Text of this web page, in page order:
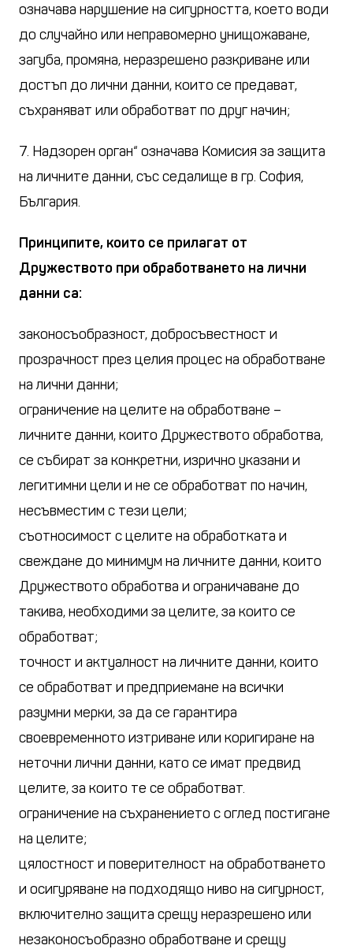
означава нарушение на сигурността, което води
до случайно или неправомерно унищожаване,
загуба, промяна, неразрешено разкриване или
достъп до лични данни, които се предават,
съхраняват или обработват по друг начин;
7. Надзорен орган“ означава Комисия за защита
на личните данни, със седалище в гр. София,
България.
Принципите, които се прилагат от
Дружеството при обработването на лични
данни са:
законосъобразност, добросъвестност и
прозрачност през целия процес на обработване
на лични данни;
ограничение на целите на обработване –
личните данни, които Дружеството обработва,
се събират за конкретни, изрично указани и
легитимни цели и не се обработват по начин,
несъвместим с тези цели;
съотносимост с целите на обработката и
свеждане до минимум на личните данни, които
Дружеството обработва и ограничаване до
такива, необходими за целите, за които се
обработват;
точност и актуалност на личните данни, които
се обработват и предприемане на всички
разумни мерки, за да се гарантира
своевременното изтриване или коригиране на
неточни лични данни, като се имат предвид
целите, за които те се обработват.
ограничение на съхранението с оглед постигане
на целите;
цялостност и поверителност на обработването
и осигуряване на подходящо ниво на сигурност,
включително защита срещу неразрешено или
незаконосъобразно обработване и срещу